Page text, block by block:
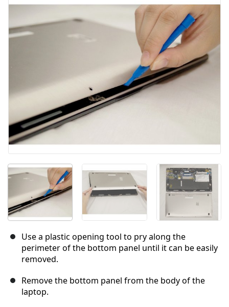
Kommentar hinzufügen
Abbrechen Kommentieren
Use a plastic opening tool to pry along the
perimeter of the bottom panel until it can be easily
removed.
Remove the bottom panel from the body of the
laptop.